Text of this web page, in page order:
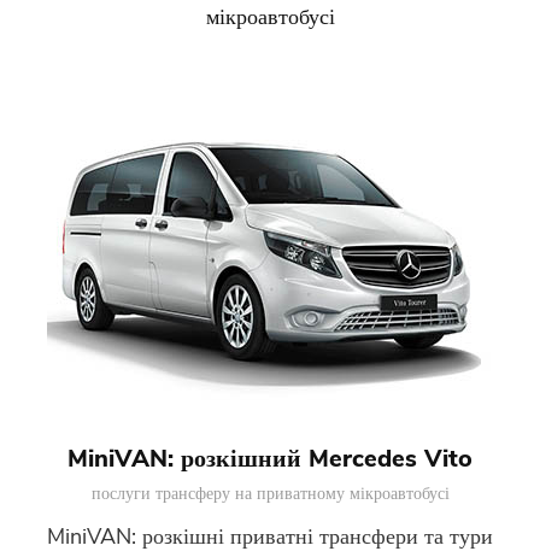
мікроавтобусі
MiniVAN: розкішний Mercedes Vito
послуги трансферу на приватному мікроавтобусі
MiniVAN: розкішні приватні трансфери та тури